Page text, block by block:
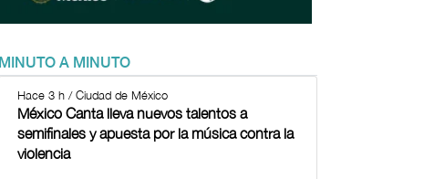
MINUTO A MINUTO
Hace 3 h / Ciudad de México
México Canta lleva nuevos talentos a
semifinales y apuesta por la música contra la
violencia